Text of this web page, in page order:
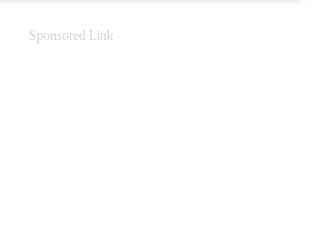
Sponsored Link